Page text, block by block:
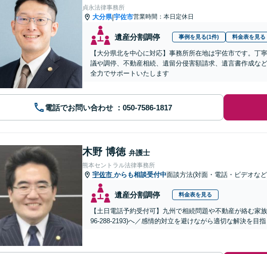
貞永法律事務所
大分県|宇佐市営業時間：本日定休日
遺産分割調停 事例を見る(1件) 料金表を見る
【大分県北を中心に対応】事務所所在地は宇佐市です。
議や調停、不動産相続、遺留分侵害額請求、遺言書作成な
全力でサポートいたします
電話でお問い合わせ
木野 博徳 弁護士
熊本セントラル法律事務所
宇佐市 からも相談受付中面談方法(対面・電話・ビデオな
遺産分割調停 料金表を見る
【土日電話予約受付可】九州で相続問題や不動産が絡む
96-288-2193)へ／感情的対立を避けながら適切な解決を目